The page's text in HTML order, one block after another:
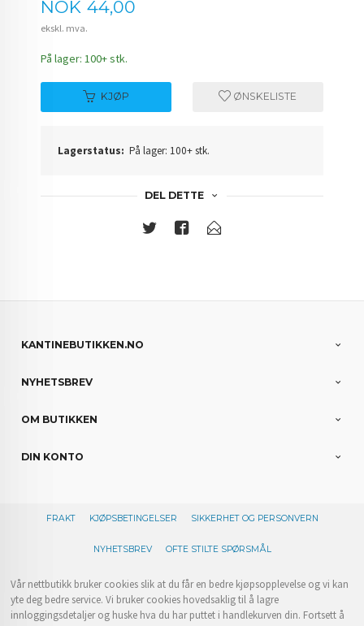
Pris
NOK 44,00
ekskl. mva.
På lager: 100+ stk.
KJØP ØNSKELISTE
Lagerstatus: På lager: 100+ stk.
DEL DETTE
KANTINEBUTIKKEN.NO
NYHETSBREV
OM BUTIKKEN
DIN KONTO
FRAKT KJØPSBETINGELSER SIKKERHET OG PERSONVERN
NYHETSBREV OFTE STILTE SPØRSMÅL
Vår nettbutikk bruker cookies slik at du får en bedre kjøpsopplevelse og vi kan
yte deg bedre service. Vi bruker cookies hovedsaklig til å lagre
innloggingsdetaljer og huske hva du har puttet i handlekurven din. Fortsett å